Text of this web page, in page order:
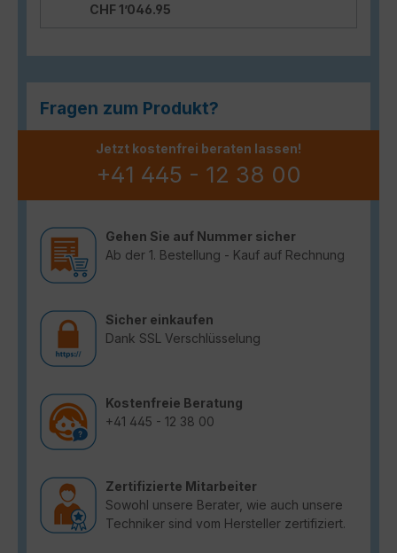
CHF 1’046.95
Fragen zum Produkt?
Jetzt kostenfrei beraten lassen!
+41 445 - 12 38 00
Gehen Sie auf Nummer sicher
Ab der 1. Bestellung - Kauf auf Rechnung
Sicher einkaufen
Dank SSL Verschlüsselung
Kostenfreie Beratung
+41 445 - 12 38 00
Zertifizierte Mitarbeiter
Sowohl unsere Berater, wie auch unsere
Techniker sind vom Hersteller zertifiziert.